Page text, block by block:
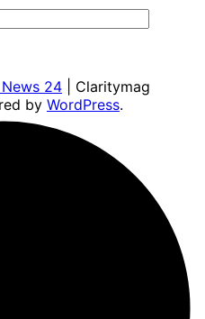
News 24 | Claritymag
by WordPress.